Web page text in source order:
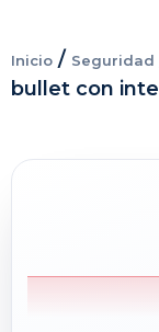
Inicio / Seguridad
bullet con